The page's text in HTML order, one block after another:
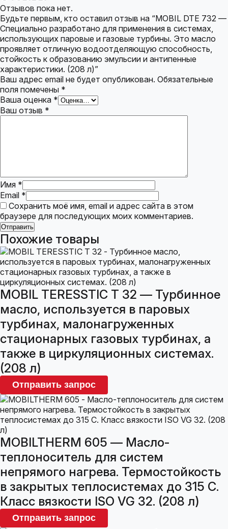
Отзывов пока нет.
Будьте первым, кто оставил отзыв на “MOBIL DTE 732 —
Специально разработано для применения в системах,
использующих паровые и газовые турбины. Это масло
проявляет отличную водоотделяющую способность,
стойкость к образованию эмульсии и антипенные
характеристики. (208 л)”
Ваш адрес email не будет опубликован. Обязательные
поля помечены *
Ваша оценка *
Ваш отзыв *
Имя *
Email *
Сохранить моё имя, email и адрес сайта в этом
браузере для последующих моих комментариев.
Похожие товары
MOBIL TERESSTIC T 32 — Турбинное
масло, используется в паровых
турбинах, малонагруженных
стационарных газовых турбинах, а
также в циркуляционных системах.
(208 л)
Отправить запрос
MOBILTHERM 605 — Масло-
теплоноситель для систем
непрямого нагрева. Термостойкость
в закрытых теплосистемах до 315 С.
Класс вязкости ISO VG 32. (208 л)
Отправить запрос